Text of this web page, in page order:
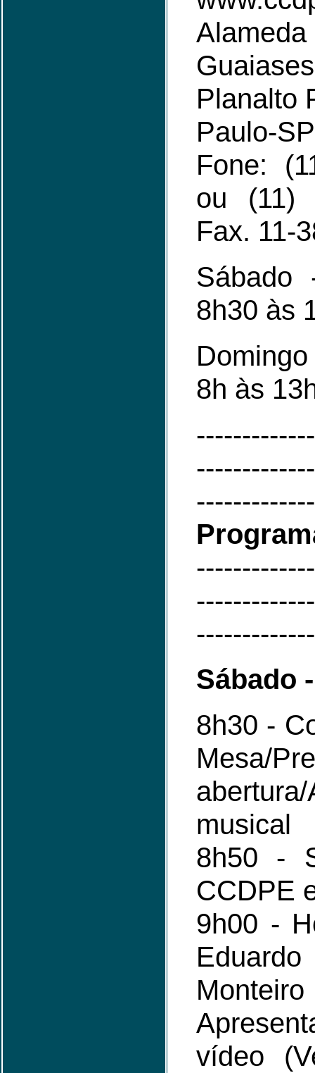
Planalto
Paulo-SP
Fone:
ou (11)
Fax. 11-
Sábado
8h30 às
8h às
Sábado
8h30 -
musical
8h50 -
CCDPE
9h00 -
vídeo